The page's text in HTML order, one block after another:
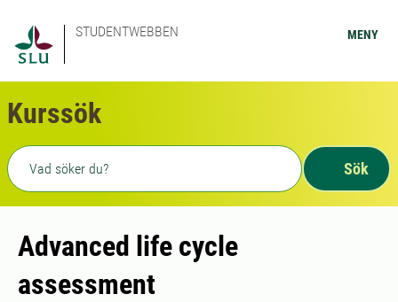
STUDENTWEBBEN MENY
Kurssök
Fritext sökning
Sök
Advanced life cycle
assessment